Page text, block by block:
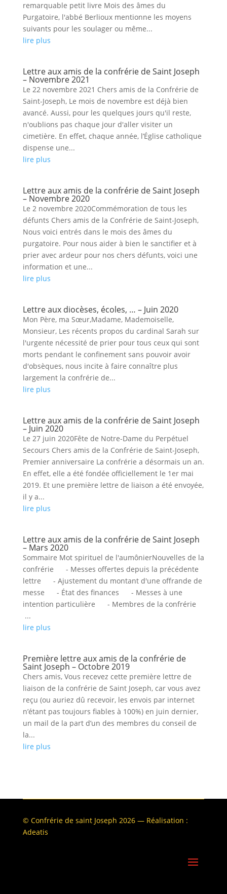
remarquable petit livre Mois des âmes du
Purgatoire, l'abbé Berlioux mentionne les moyens
suivants pour les soulager ou même...
lire plus
Lettre aux amis de la confrérie de Saint Joseph
– Novembre 2021
Le 22 novembre 2021 Chers amis de la Confrérie de
Saint-Joseph, Le mois de novembre est déjà bien
avancé. Aussi, pour les quelques jours qu'il reste,
n'oublions pas chaque jour d'aller visiter un
cimetière. En effet, chaque année, l’Église catholique
dispense une...
lire plus
Lettre aux amis de la confrérie de Saint Joseph
– Novembre 2020
Le 2 novembre 2020Commémoration de tous les
défunts Chers amis de la Confrérie de Saint-Joseph,
Nous voici entrés dans le mois des âmes du
purgatoire. Pour nous aider à bien le sanctifier et à
prier avec ardeur pour nos chers défunts, voici une
information et une...
lire plus
Lettre aux diocèses, écoles, … – Juin 2020
Mon Père, ma Sœur,Madame, Mademoiselle,
Monsieur, Les récents propos du cardinal Sarah sur
l'urgente nécessité de prier pour tous ceux qui sont
morts pendant le confinement sans pouvoir avoir
d'obsèques, nous incite à faire connaître plus
largement la confrérie de...
lire plus
Lettre aux amis de la confrérie de Saint Joseph
– Juin 2020
Le 27 juin 2020Fête de Notre-Dame du Perpétuel
Secours Chers amis de la Confrérie de Saint-Joseph,
Premier anniversaire La confrérie a désormais un an.
En effet, elle a été fondée officiellement le 1er mai
2019. Et une première lettre de liaison a été envoyée,
il y a...
lire plus
Lettre aux amis de la confrérie de Saint Joseph
– Mars 2020
Sommaire Mot spirituel de l'aumônierNouvelles de la
confrérie - Messes offertes depuis la précédente
lettre - Ajustement du montant d'une offrande de
messe - État des finances - Messes à une
intention particulière - Membres de la confrérie
...
lire plus
Première lettre aux amis de la confrérie de
Saint Joseph – Octobre 2019
Chers amis, Vous recevez cette première lettre de
liaison de la confrérie de Saint Joseph, car vous avez
reçu (ou auriez dû recevoir, les envois par internet
n’étant pas toujours fiables à 100%) en juin dernier,
un mail de la part d’un des membres du conseil de
la...
lire plus
© Confrérie de saint Joseph 2026 — Réalisation :
Adeatis